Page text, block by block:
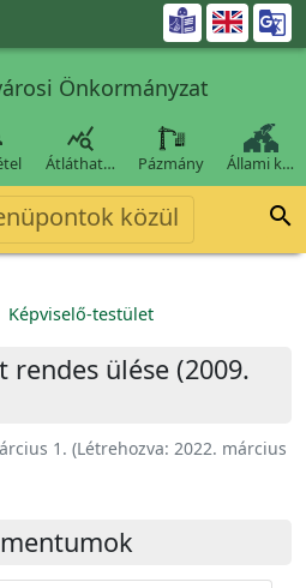

Önkormányzat

Átláthat… Pázmány Állami k…
közül 
Képviselő-testület
rendes ülése (2009.
1. (Létrehozva: 2022. március